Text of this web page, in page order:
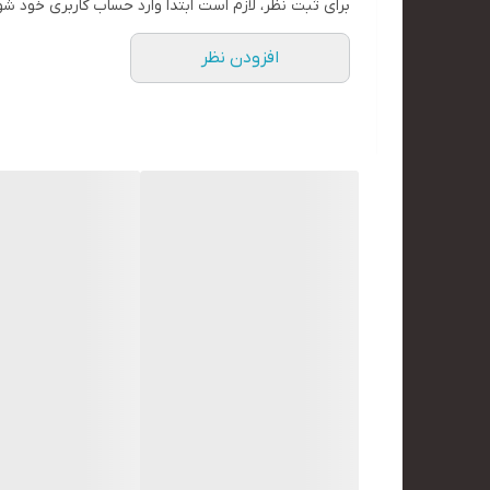
برای ثبت نظر، لازم است ابتدا وارد حساب کاربری خود
افزودن نظر